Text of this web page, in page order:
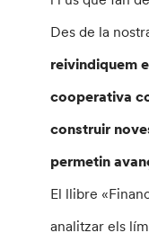
Des de la
reivindiquem
cooperativa
construir
permetin
El llibre
analitzar els